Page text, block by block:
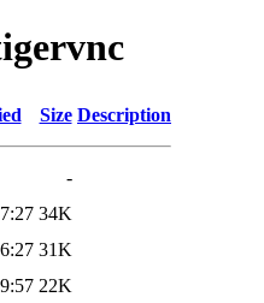
Size Description
-
34K
31K
22K